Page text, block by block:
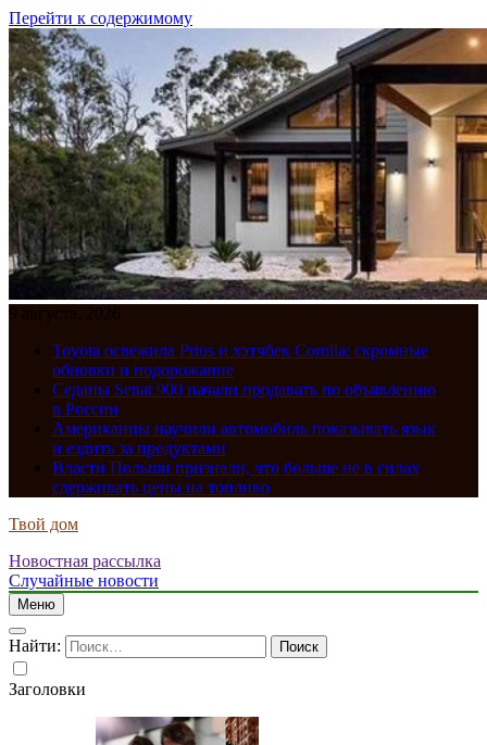
Перейти к содержимому
9 августа, 2026
Toyota освежила Prius и хэтчбек Corolla: скромные
обновки и подорожание
Седаны Senat 900 начали продавать по объявлению
в России
Американцы научили автомобиль показывать язык
и ездить за продуктами
Власти Польши признали, что больше не в силах
сдерживать цены на топливо
Твой дом
Новостная рассылка
Случайные новости
Меню
Найти:
Заголовки